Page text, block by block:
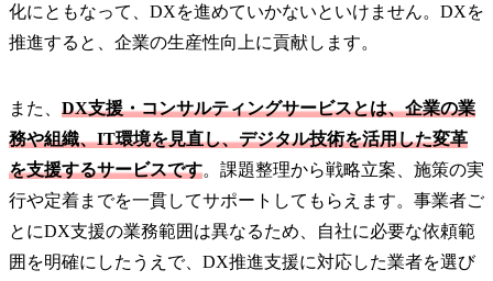
化にともなって、DXを進めていかないといけません。DXを
推進すると、企業の生産性向上に貢献します。
また、 DX支援・コンサルティングサービスとは、企業の業
務や組織、IT環境を見直し、デジタル技術を活用した変革
を支援するサービスです。課題整理から戦略立案、施策の実
行や定着までを一貫してサポートしてもらえます。事業者ご
とにDX支援の業務範囲は異なるため、自社に必要な依頼範
囲を明確にしたうえで、DX推進支援に対応した業者を選び